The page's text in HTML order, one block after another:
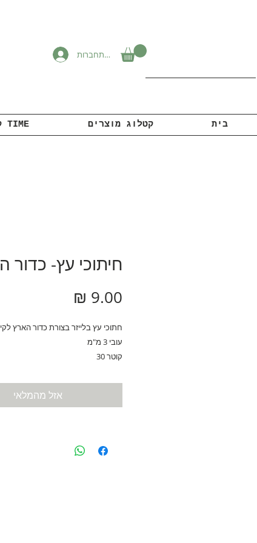
להתחברות
קורונה TIME קטלוג מוצרים בית
חיתוכי עץ- כדור
חתוכי עץ בלייזר בצורת כדור הארץ
עובי 3 מ"מ
קוטר 30
אזל מהמלאי